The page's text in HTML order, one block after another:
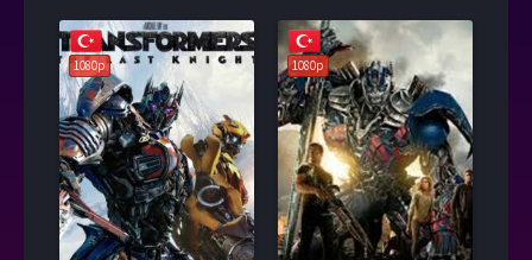
1080p 1080p